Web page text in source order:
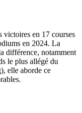
victoires en 17 courses
en 2024. La
différence, notamment
le plus allégé du
elle aborde ce